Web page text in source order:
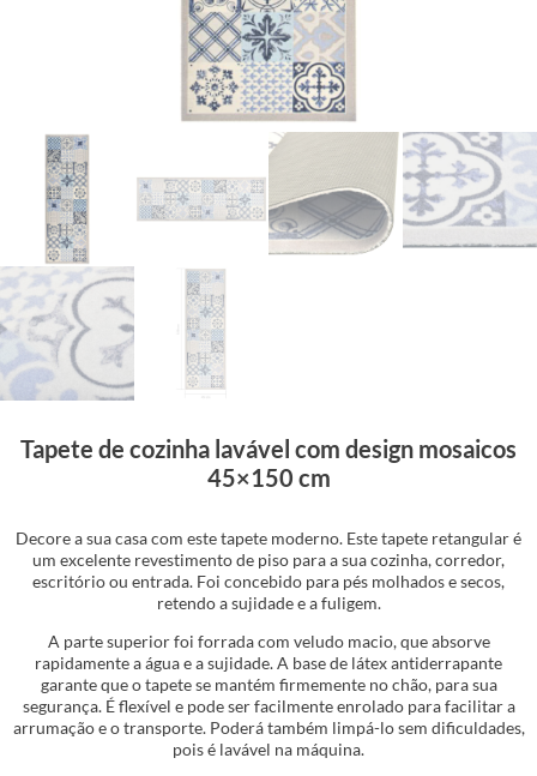
Tapete de cozinha lavável com design mosaicos
45×150 cm
Decore a sua casa com este tapete moderno. Este tapete retangular é
um excelente revestimento de piso para a sua cozinha, corredor,
escritório ou entrada. Foi concebido para pés molhados e secos,
retendo a sujidade e a fuligem.
A parte superior foi forrada com veludo macio, que absorve
rapidamente a água e a sujidade. A base de látex antiderrapante
garante que o tapete se mantém firmemente no chão, para sua
segurança. É flexível e pode ser facilmente enrolado para facilitar a
arrumação e o transporte. Poderá também limpá-lo sem dificuldades,
pois é lavável na máquina.